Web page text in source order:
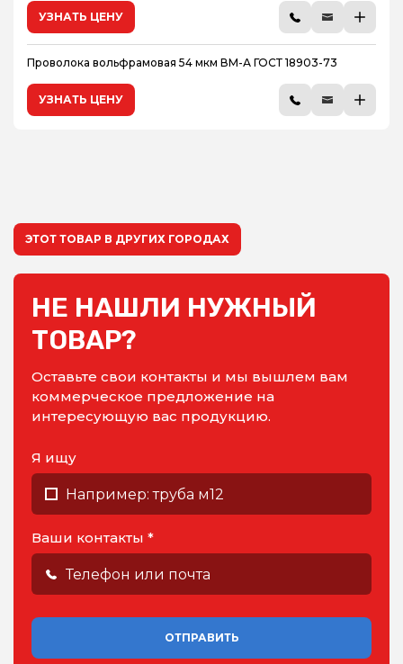
УЗНАТЬ ЦЕНУ
Проволока вольфрамовая 54 мкм ВМ-А ГОСТ 18903-73
УЗНАТЬ ЦЕНУ
ЭТОТ ТОВАР В ДРУГИХ ГОРОДАХ
НЕ НАШЛИ НУЖНЫЙ
ТОВАР?
Оставьте свои контакты и мы вышлем вам
коммерческое предложение на
интересующую вас продукцию.
Я ищу
Ваши контакты *
ОТПРАВИТЬ